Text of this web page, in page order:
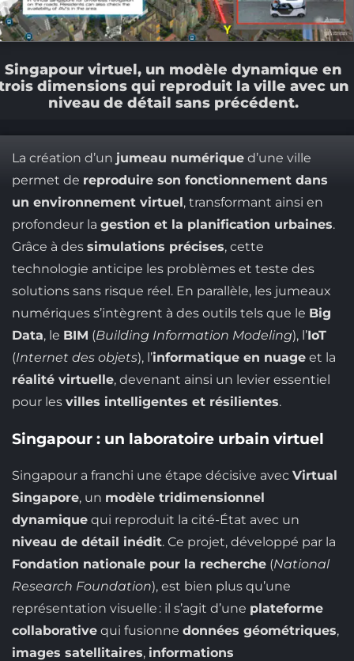
Singapour virtuel, un modèle dynamique en
dimensions qui reproduit la ville avec un
niveau de détail sans précédent.
La création d’un jumeau numériqued’une ville
permet de reproduire son fonctionnement dans
un environnement virtuel , transformant ainsi en
profondeur la gestion et la planification urbaines.
Grâce à des simulations précises, cette
technologie anticipe les problèmes et teste des
solutions sans risque réel. En parallèle, les jumeaux
numériques s’intègrent à des outils tels que le Big
Data, le BIM (Building Information Modeling), l’IoT
(Internet des objets), l’informatique en nuageet la
réalité virtuelle, devenant ainsi un levier essentiel
pour les villes intelligentes et résilientes.
Singapour : un laboratoire urbain virtuel
Singapour a franchi une étape décisive avec Virtual
Singapore, un modèle tridimensionnel
dynamiquequi reproduit la cité-État avec un
niveau de détail inédit. Ce projet, développé par la
Fondation nationale pour la recherche(National
Research Foundation), est bien plus qu’une
représentation visuelle : il s’agit d’une plateforme
collaborativequi fusionne données géométriques,
images satellitaires, informations